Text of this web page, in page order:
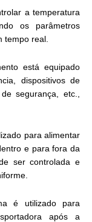
a temperatura
os parâmetros
tempo real.
está equipado
dispositivos de
segurança, etc.,
para alimentar
e para fora da
ser controlada e
é utilizado para
após a